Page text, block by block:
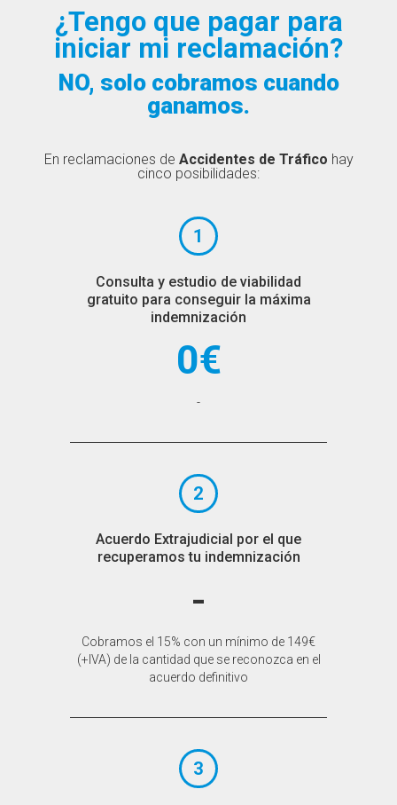
¿Tengo que pagar para
iniciar mi reclamación?
NO, solo cobramos cuando
ganamos.
En reclamaciones de Accidentes de Tráfico hay
cinco posibilidades:
1
Consulta y estudio de viabilidad
gratuito para conseguir la máxima
indemnización
0€
-
2
Acuerdo Extrajudicial por el que
recuperamos tu indemnización
-
Cobramos el 15% con un mínimo de 149€
(+IVA) de la cantidad que se reconozca en el
acuerdo definitivo
3